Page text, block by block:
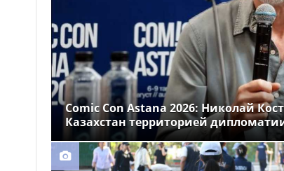
14:00
Более 1 млн тг: кому в
Казахстане предлагали
самые высокие зарплаты
12:55
Стало известно, на
какие специальности
выделили больше всего
грантов в Казахстане
Comic Con Astana 2026: Николай
Казахстан территорией